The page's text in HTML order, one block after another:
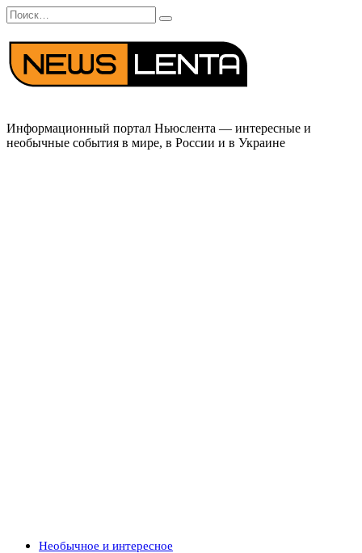
Перейти
к
содержанию
Search
for:
Информационный портал Ньюслента — интересные и
необычные события в мире, в России и в Украине
Необычное и интересное